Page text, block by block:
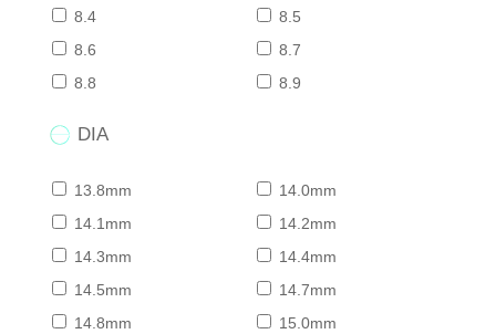
8.4
8.5
8.6
8.7
8.8
8.9
DIA
13.8mm
14.0mm
14.1mm
14.2mm
14.3mm
14.4mm
14.5mm
14.7mm
14.8mm
15.0mm